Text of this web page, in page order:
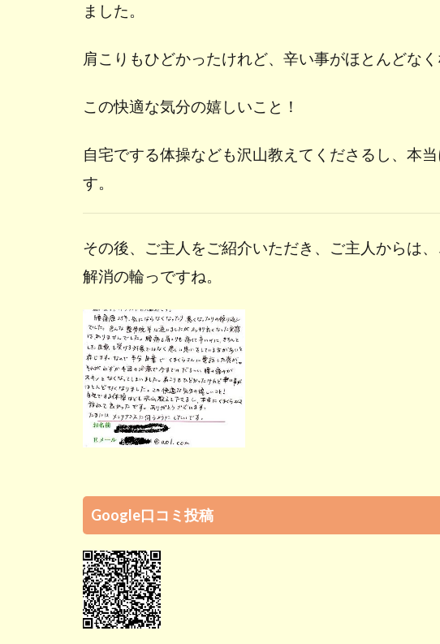
ました。
肩こりもひどかったけれど、辛い事がほとんどなく
この快適な気分の嬉しいこと！
自宅でする体操なども沢山教えてくださるし、本
す。
その後、ご主人をご紹介いただき、ご主人からは
解消の輪っですね。
Google口コミ投稿